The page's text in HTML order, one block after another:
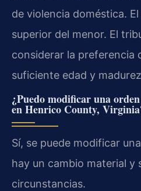
de violencia doméstica.
superior del menor. El
considerar la preferencia
suficiente edad y
¿Puedo modificar una
en Henrico County,
Sí, se puede modificar
hay un cambio material y
circunstancias.